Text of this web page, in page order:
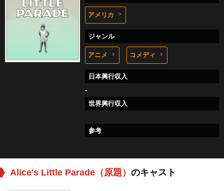
アメリカ
ジャンル
アニメ コメディ
日本興行収入
-
世界興行収入
参考
Alice's Little Parade（原題） のキャスト